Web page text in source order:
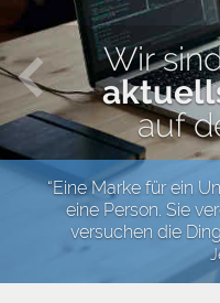
Wir
auf
“Eine Marke für ein
eine Person. Sie
versuchen die